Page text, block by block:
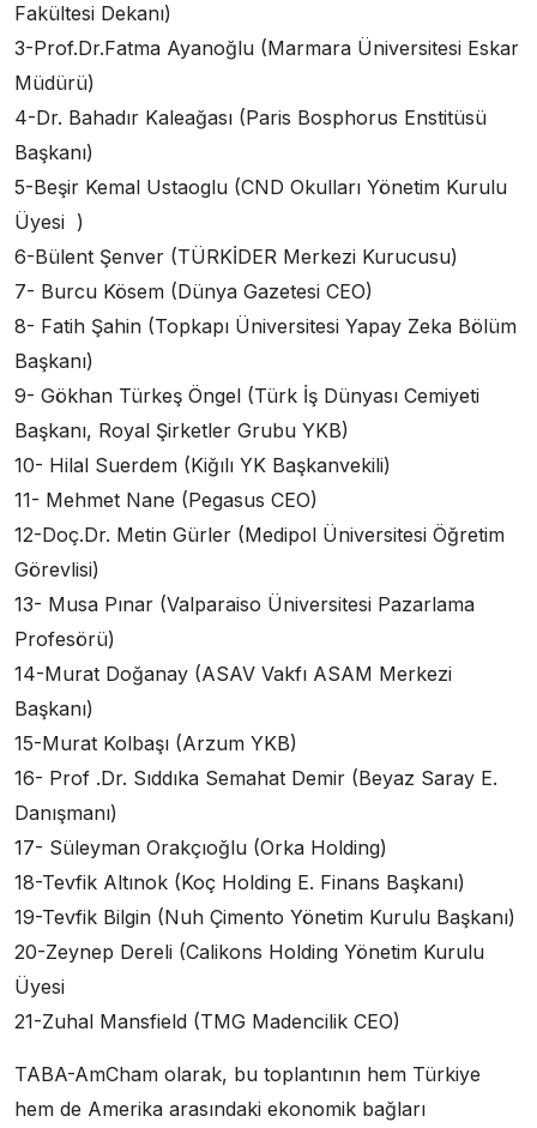
Fakültesi Dekanı)
3-Prof.Dr.Fatma Ayanoğlu (Marmara Üniversitesi Eskar
Müdürü)
4-Dr. Bahadır Kaleağası (Paris Bosphorus Enstitüsü
Başkanı)
5-Beşir Kemal Ustaoglu (CND Okulları Yönetim Kurulu
Üyesi )
6-Bülent Şenver (TÜRKİDER Merkezi Kurucusu)
7- Burcu Kösem (Dünya Gazetesi CEO)
8- Fatih Şahin (Topkapı Üniversitesi Yapay Zeka Bölüm
Başkanı)
9- Gökhan Türkeş Öngel (Türk İş Dünyası Cemiyeti
Başkanı, Royal Şirketler Grubu YKB)
10- Hilal Suerdem (Kiğılı YK Başkanvekili)
11- Mehmet Nane (Pegasus CEO)
12-Doç.Dr. Metin Gürler (Medipol Üniversitesi Öğretim
Görevlisi)
13- Musa Pınar (Valparaiso Üniversitesi Pazarlama
Profesörü)
14-Murat Doğanay (ASAV Vakfı ASAM Merkezi
Başkanı)
15-Murat Kolbaşı (Arzum YKB)
16- Prof .Dr. Sıddıka Semahat Demir (Beyaz Saray E.
Danışmanı)
17- Süleyman Orakçıoğlu (Orka Holding)
18-Tevfik Altınok (Koç Holding E. Finans Başkanı)
19-Tevfik Bilgin (Nuh Çimento Yönetim Kurulu Başkanı)
20-Zeynep Dereli (Calikons Holding Yönetim Kurulu
Üyesi
21-Zuhal Mansfield (TMG Madencilik CEO)
TABA-AmCham olarak, bu toplantının hem Türkiye
hem de Amerika arasındaki ekonomik bağları